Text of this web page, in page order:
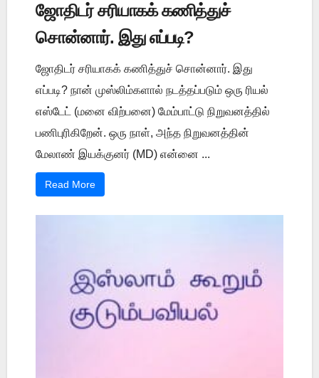
ஜோதிடர் சரியாகக் கணித்துச்
சொன்னார். இது எப்படி?
ஜோதிடர் சரியாகக் கணித்துச் சொன்னார். இது
எப்படி? நான் முஸ்லிம்களால் நடத்தப்படும் ஒரு ரியல்
எஸ்டேட் (மனை விற்பனை) மேம்பாட்டு நிறுவனத்தில்
பணிபுரிகிறேன். ஒரு நாள், அந்த நிறுவனத்தின்
மேலாண் இயக்குனர் (MD) என்னை ...
Read More